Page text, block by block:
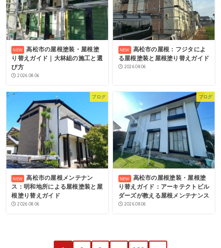
高松市の屋根塗装・屋根塗
り替えガイド｜大林組の施工と選
び方
2026.08.06
高松市の屋根：フジタによ
る屋根塗装と屋根塗り替えガイド
2026.08.06
ブログ
高松市の屋根メンテナン
ス：明和地所による屋根塗装と屋
根塗り替えガイド
2026.08.06
ブログ
高松市の屋根塗装・屋根塗
り替えガイド：アーキテクトビル
ダーズが教える屋根メンテナンス
2026.08.06